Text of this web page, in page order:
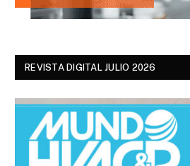
REVISTA DIGITAL JULIO 2026